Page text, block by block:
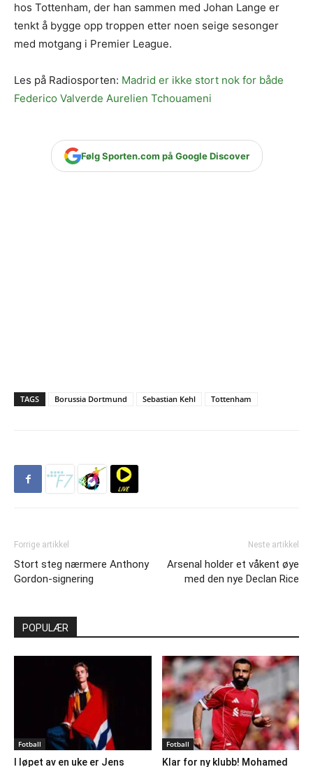
hos Tottenham, der han sammen med Johan Lange er
tenkt å bygge opp troppen etter noen seige sesonger
med motgang i Premier League.
Les på Radiosporten: Madrid er ikke stort nok for både
Federico Valverde Aurelien Tchouameni
Følg Sporten.com på Google Discover
TAGS Borussia Dortmund Sebastian Kehl Tottenham
Forrige artikkel
Stort steg nærmere Anthony
Gordon-signering
Neste artikkel
Arsenal holder et våkent øye
med den nye Declan Rice
POPULÆR
Fotball
I løpet av en uke er Jens
Fotball
Klar for ny klubb! Mohamed